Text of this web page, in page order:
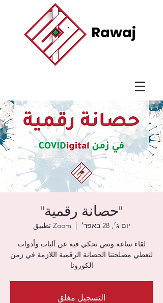
Rawaj
"حصانة رقمية"
יום ג׳, 28 באפר׳
  |
Zoom تطبيق
لقاء ساعة ونص نحكي فيه عن آليات وأدوات
لنعطي مصلحتنا الحصانة الرقمية اللازمة في زمن
الكورونا
التسجيل مغلق